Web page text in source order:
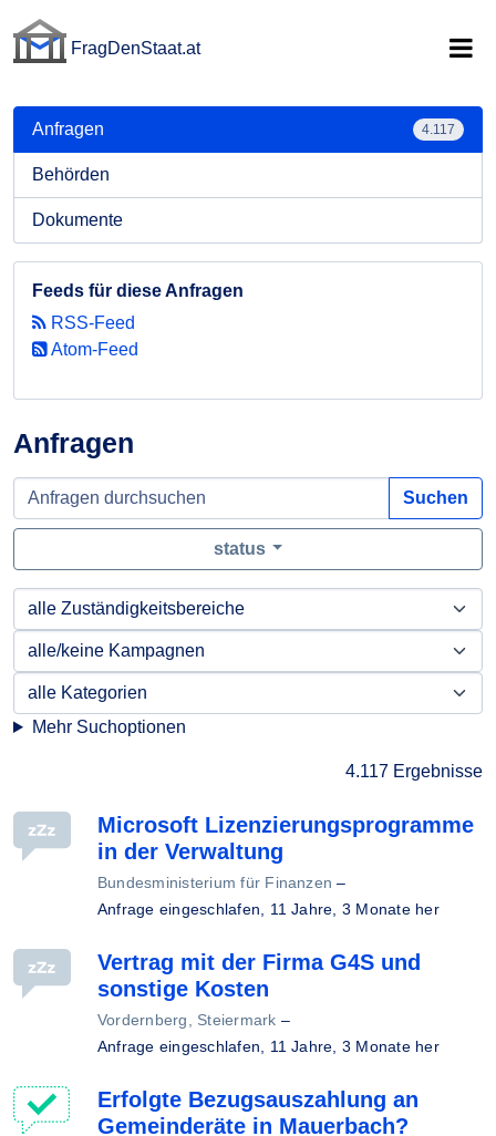
FragDenStaat.at
Anfragen
Suchen
status
Mehr Suchoptionen
4.117 Ergebnisse
Microsoft Lizenzierungsprogramme
in der Verwaltung
Bundesministerium für Finanzen –
Anfrage eingeschlafen, 11 Jahre, 3 Monate her
Vertrag mit der Firma G4S und
sonstige Kosten
Vordernberg, Steiermark –
Anfrage eingeschlafen, 11 Jahre, 3 Monate her
Erfolgte Bezugsauszahlung an
Gemeinderäte in Mauerbach?
Anfragen 4.117
Behörden
Dokumente
Feeds für diese Anfragen
RSS-Feed
Atom-Feed